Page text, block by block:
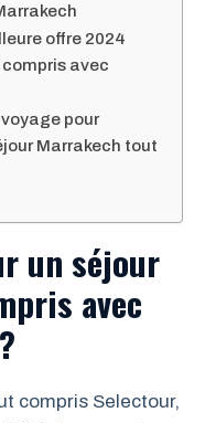
offre 2024
avec
pour
Marrakech tout
un séjour
avec
compris Selectour,